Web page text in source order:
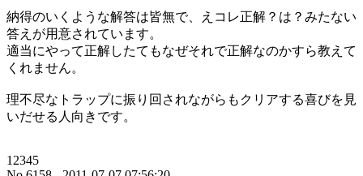
納得のいくような解答は皆無で、えコレ正解？は？みたない
答えが用意されています。
適当にやって正解したてもなぜそれで正解なのかすら教えて
くれません。
理不尽なトラップに振り回されながらもクリアする喜びを見
いだせる人向きです。
12345